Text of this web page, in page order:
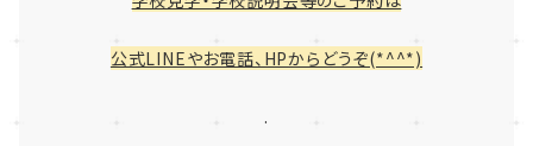
公式LINEやお電話、HPからどうぞ(*^^*)
.